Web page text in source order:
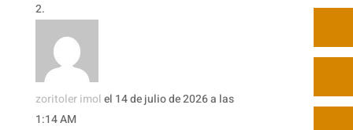
zoritoler imolel 14 de julio de 2026 a las
1:14 AM